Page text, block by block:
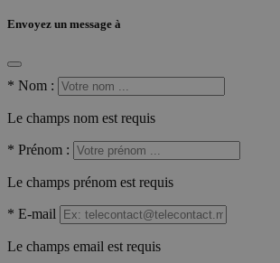
Envoyez un message à
* Nom :
Le champs nom est requis
* Prénom :
Le champs prénom est requis
* E-mail
Le champs email est requis